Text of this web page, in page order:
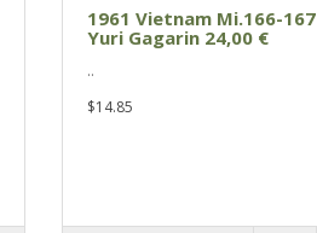
1961 Vietnam Mi.166-167
Yuri Gagarin 24,00 €
..
$14.85